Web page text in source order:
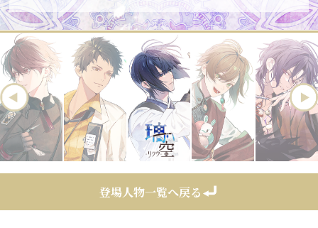
登場人物一覧へ戻る